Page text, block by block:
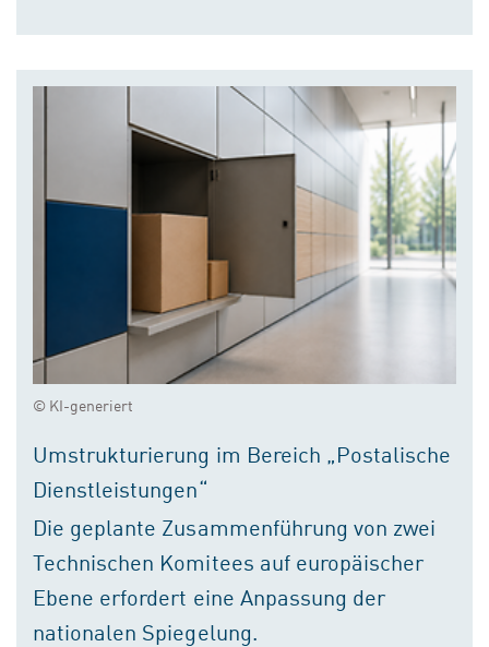
© KI-generiert
Umstrukturierung im Bereich „Postalische
Dienstleistungen“
Die geplante Zusammenführung von zwei
Technischen Komitees auf europäischer
Ebene erfordert eine Anpassung der
nationalen Spiegelung.